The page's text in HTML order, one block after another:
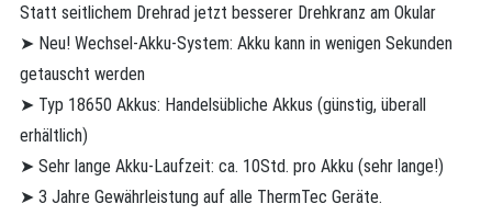
Statt seitlichem Drehrad jetzt besserer Drehkranz am Okular
➤ Neu! Wechsel-Akku-System: Akku kann in wenigen Sekunden
getauscht werden
➤ Typ 18650 Akkus: Handelsübliche Akkus (günstig, überall
erhältlich)
➤ Sehr lange Akku-Laufzeit: ca. 10Std. pro Akku (sehr lange!)
➤ 3 Jahre Gewährleistung auf alle ThermTec Geräte.